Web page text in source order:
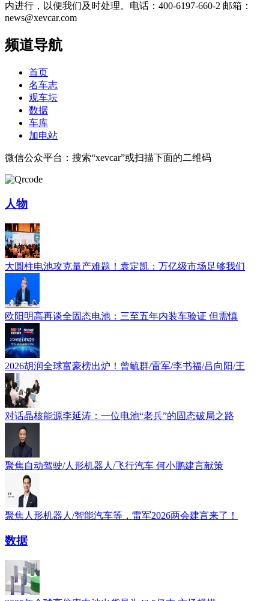
内进行，以便我们及时处理。电话：400-6197-660-2 邮箱：
news@xevcar.com
频道导航
首页
名车志
观车坛
数据
车库
加电站
微信公众平台：搜索“xevcar”或扫描下面的二维码
人物
大圆柱电池攻克量产难题！袁定凯：万亿级市场足够我们
欧阳明高再谈全固态电池：三至五年内装车验证 但需慎
2026胡润全球富豪榜出炉！曾毓群/雷军/李书福/吕向阳/王
对话晶核能源李延涛：一位电池“老兵”的固态破局之路
聚焦自动驾驶/人形机器人/飞行汽车 何小鹏建言献策
聚焦人形机器人/智能汽车等，雷军2026两会建言来了！
数据